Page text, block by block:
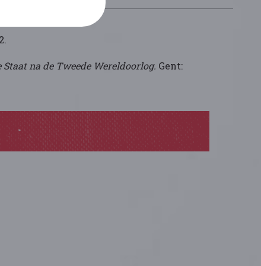
na de Tweede Wereldoorlog. Gent: